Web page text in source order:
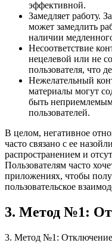
эффективной.
Замедляет работу.
может замедлить
наличии
Несоответствие
нецелевой или не
пользователя, что
Нежелательный
материалы могут
быть
пользователей.
В целом, негативное
часто связано с ее
распространением и
Пользователям часто
приложениях, чтобы
пользовательское
3. Метод №1:
3. Метод №1: Отключение